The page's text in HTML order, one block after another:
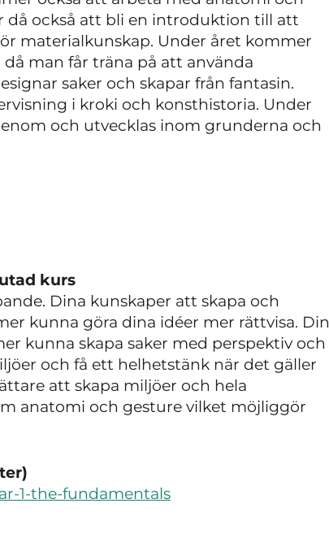
också att bli en introduktion till att
materialkunskap. Under året kommer
man får träna på att använda
saker och skapar från fantasin.
i kroki och konsthistoria. Under
och utvecklas inom grunderna och
kurs
Dina kunskaper att skapa och
kunna göra dina idéer mer rättvisa. Din
kunna skapa saker med perspektiv och
och få ett helhetstänk när det gäller
att skapa miljöer och hela
anatomi och gesture vilket möjliggör
1-the-fundamentals